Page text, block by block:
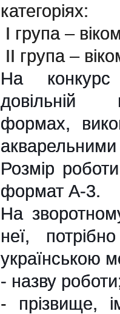
категоріях:
І група –
ІІ група –
На
довільній
формах,
Розмір
формат А-3.
На
неї,
українською
- назву
- прізвище,